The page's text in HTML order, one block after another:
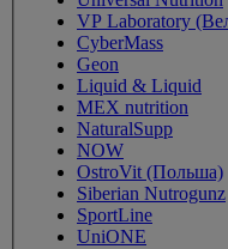
VP Laboratory
CyberMass
Geon
Liquid & Liquid
MEX nutrition
NaturalSupp
NOW
OstroVit (Польша)
Siberian Nutrogunz
SportLine
UniONE